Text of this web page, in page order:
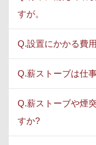
すが。
Q.設置にかかる費
Q.薪ストーブは仕
Q.薪ストーブや煙
すか?